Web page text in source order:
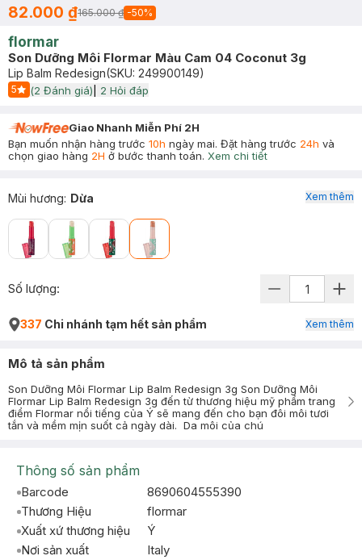
82.000 ₫165.000 ₫ -50%
flormar
Son Dưỡng Môi Flormar Màu Cam 04 Coconut 3g
Lip Balm Redesign(SKU: 249900149)
5
Start Icon
(2 Đánh giá) 2 Hỏi đáp
Giao Nhanh Miễn Phí 2H
Bạn muốn nhận hàng trước 10h ngày mai. Đặt hàng trước 24h và
chọn giao hàng 2H ở bước thanh toán. Xem chi tiết
Mùi hương: Dừa Xem thêm
Số lượng:
337 Chi nhánh tạm hết sản phẩm Xem thêm
Mô tả sản phẩm
Son Dưỡng Môi Flormar Lip Balm Redesign 3g Son Dưỡng Môi
Flormar Lip Balm Redesign 3g đến từ thương hiệu mỹ phẩm trang
điểm Flormar nổi tiếng của Ý sẽ mang đến cho bạn đôi môi tươi
tắn và mềm mịn suốt cả ngày dài. Da môi của chú
Thông số sản phẩm
Barcode
8690604555390
Thương Hiệu
flormar
Xuất xứ thương hiệu
Ý
Nơi sản xuất
Italy